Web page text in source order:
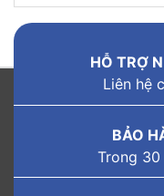
HỖ TRỢ
Liên hệ
BẢO
Trong